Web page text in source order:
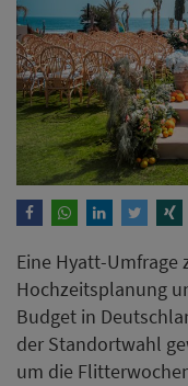
Eine Hyatt-Umfrage
Hochzeitsplanung
Budget in
der Standortwahl
um die